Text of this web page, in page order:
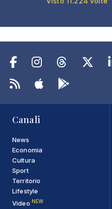
Canali
News
Economia
Cultura
Sport
Territorio
Lifestyle
Video NEW